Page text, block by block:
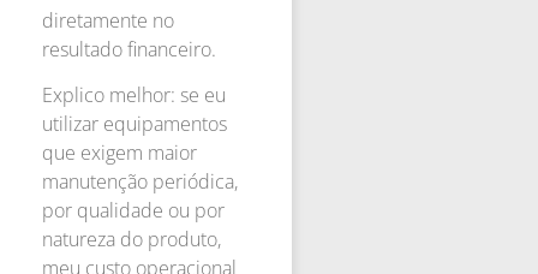
diretamente no
resultado financeiro.
Explico melhor: se eu
utilizar equipamentos
que exigem maior
manutenção periódica,
por qualidade ou por
natureza do produto,
meu custo operacional